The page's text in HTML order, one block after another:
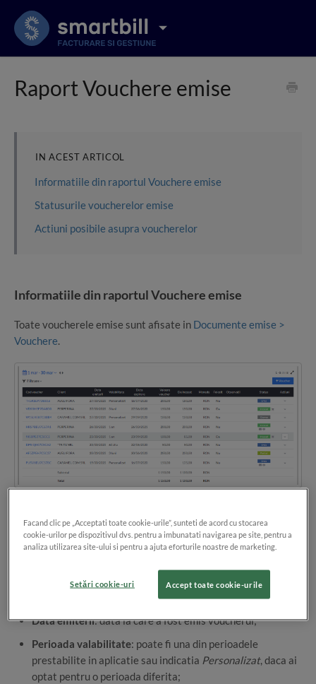
Raport Vouchere emise
IN ACEST ARTICOL
Informatiile din raportul Vouchere emise
Statusurile voucherelor emise
Actiuni posibile asupra voucherelor
Informatiile din raportul Vouchere emise
Toate voucherele emise sunt afisate in Documente emise >
Vouchere.
afisate urmatoarele informatii:
fi vizualizat prin click pe acest cod;
Data emiterii: data la care a fost emis voucherul;
Perioada valabilitate: poate fi una din perioadele
prestabilite in aplicatie sau indicatia Personalizat, daca ai
optat pentru o perioada diferita;
Facand clic pe „Acceptati toate cookie-urile”, sunteti de acord cu stocarea
cookie-urilor pe dispozitivul dvs. pentru a imbunatati navigarea pe site, pentru a
analiza utilizarea site-ului si pentru a ajuta eforturile noastre de marketing.
Accept toate cookie-urile
Setări cookie-uri